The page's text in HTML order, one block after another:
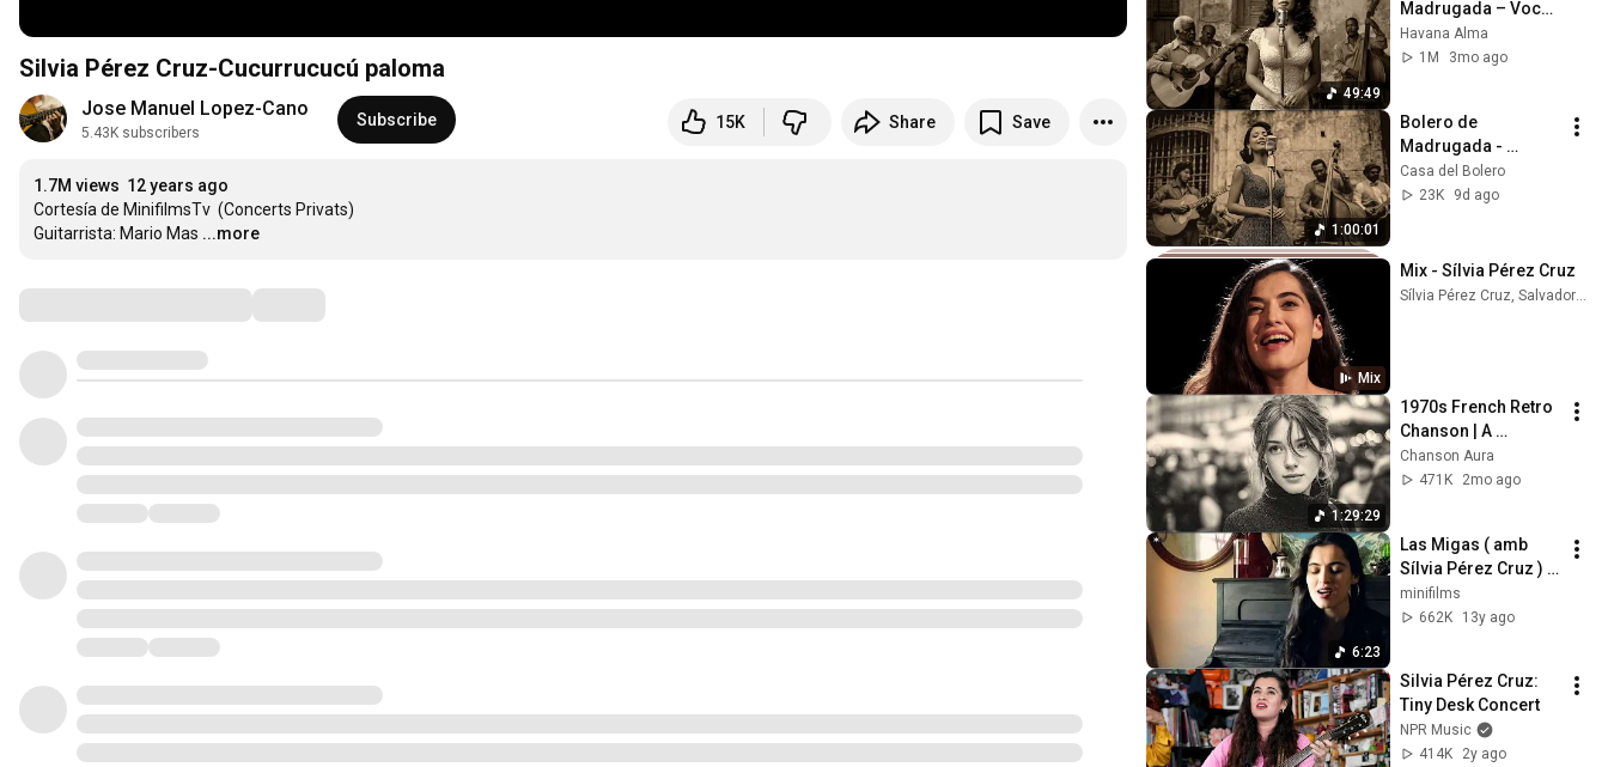
Silvia Pérez Cruz-Cucurrucucú paloma
Jose Manuel Lopez-Cano
5.43K subscribers
Subscribe 15K Share Save
1.7M views 12 years ago
Cortesía de MinifilmsTv  (Concerts Privats)
Guitarrista: Mario Mas ...more
49:49
Madrugada – Voces
del Alma en La
Habana
Havana Alma
1M
3mo ago
1:00:01
Bolero de
Madrugada -
Cuando La Habana
Suspira
Casa del Bolero
23K
9d ago
Mix
Mix - Sílvia Pérez Cruz
Sílvia Pérez Cruz, Salvador Sobral, and more
1:29:29
1970s French Retro
Chanson | A
Timeless Dream |
Slow Cafe Moments
Chanson Aura
471K
2mo ago
6:23
Las Migas ( amb
Sílvia Pérez Cruz ) ·
Noche en el río
(Concerts privats ·
minifilms
662K
13y ago
Silvia Pérez Cruz:
Tiny Desk Concert
NPR Music
414K
2y ago